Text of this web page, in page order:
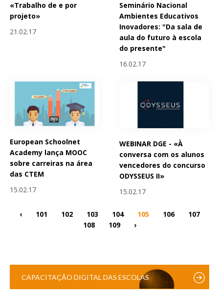
«Trabalho de e por
projeto»
21.02.17
Seminário Nacional
Ambientes Educativos
Inovadores: "Da sala de
aula do futuro à escola
do presente"
16.02.17
European Schoolnet
Academy lança MOOC
sobre carreiras na área
das CTEM
15.02.17
WEBINAR DGE - «À
conversa com os alunos
vencedores do concurso
ODYSSEUS II»
15.02.17
‹ 101 102 103 104 105 106
107
108
109 ›
CAPACITAÇÃO DIGITAL DAS ESCOLAS